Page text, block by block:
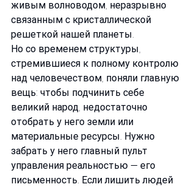
живым волноводом, неразрывно
связанным с кристаллической
решеткой нашей планеты.
Но со временем структуры,
стремившиеся к полному контролю
над человечеством, поняли главную
вещь: чтобы подчинить себе
великий народ, недостаточно
отобрать у него земли или
материальные ресурсы. Нужно
забрать у него главный пульт
управления реальностью — его
письменность. Если лишить людей